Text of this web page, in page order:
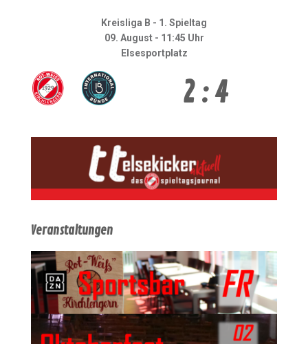
Kreisliga B - 1. Spieltag
09. August - 11:45 Uhr
Elsesportplatz
2 : 4
Veranstaltungen